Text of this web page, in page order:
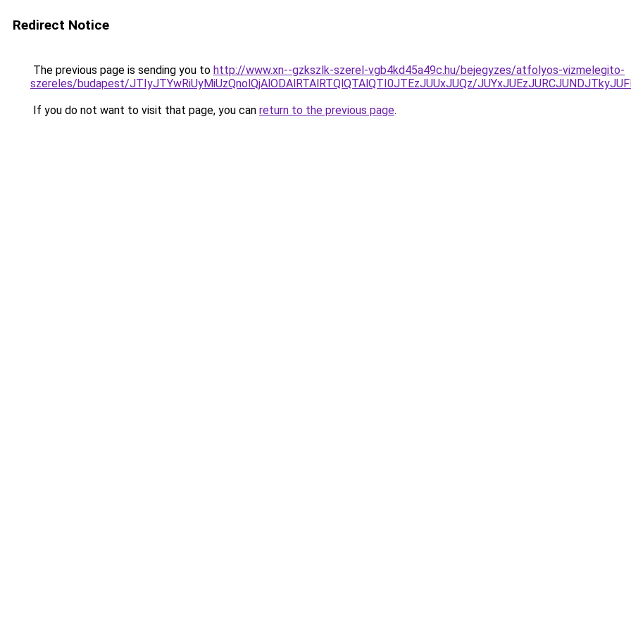
Redirect Notice
The previous page is sending you to http://www.xn--gzkszlk-szerel-vgb4kd45a49c.hu/bejegyzes/atfolyos-vizmelegito-
szereles/budapest/JTIyJTYwRiUyMiUzQnolQjAlODAlRTAlRTQlQTAlQTI0JTEzJUUxJUQz/
If you do not want to visit that page, you can return to the previous page.